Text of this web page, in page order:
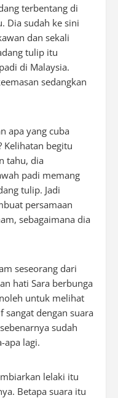
terbentang di
Dia sudah ke sini
dan sekali
tulip itu
di Malaysia.
sedangkan
apa yang cuba
Kelihatan begitu
tahu, dia
padi memang
tulip. Jadi
persamaan
sebagaimana dia
seseorang dari
hati Sara berbunga
untuk melihat
sangat dengan suara
sudah
apa lagi.
lelaki itu
Betapa suara itu